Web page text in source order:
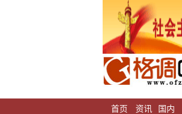
首页 资讯
国内